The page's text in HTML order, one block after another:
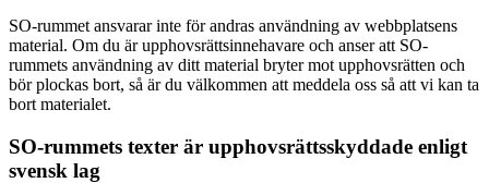
SO-rummet ansvarar inte för andras användning av webbplatsens
material. Om du är upphovsrättsinnehavare och anser att SO-
rummets användning av ditt material bryter mot upphovsrätten och
bör plockas bort, så är du välkommen att meddela oss så att vi kan ta
bort materialet.
SO-rummets texter är upphovsrättsskyddade enligt
svensk lag